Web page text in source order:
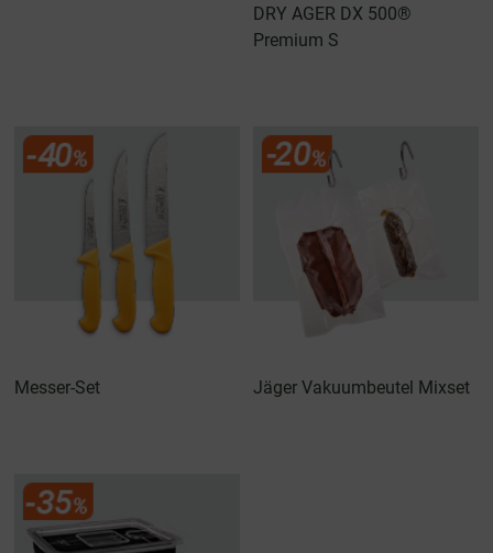
DRY AGER DX 500®
Premium S
Messer-Set Jäger Vakuumbeutel Mixset